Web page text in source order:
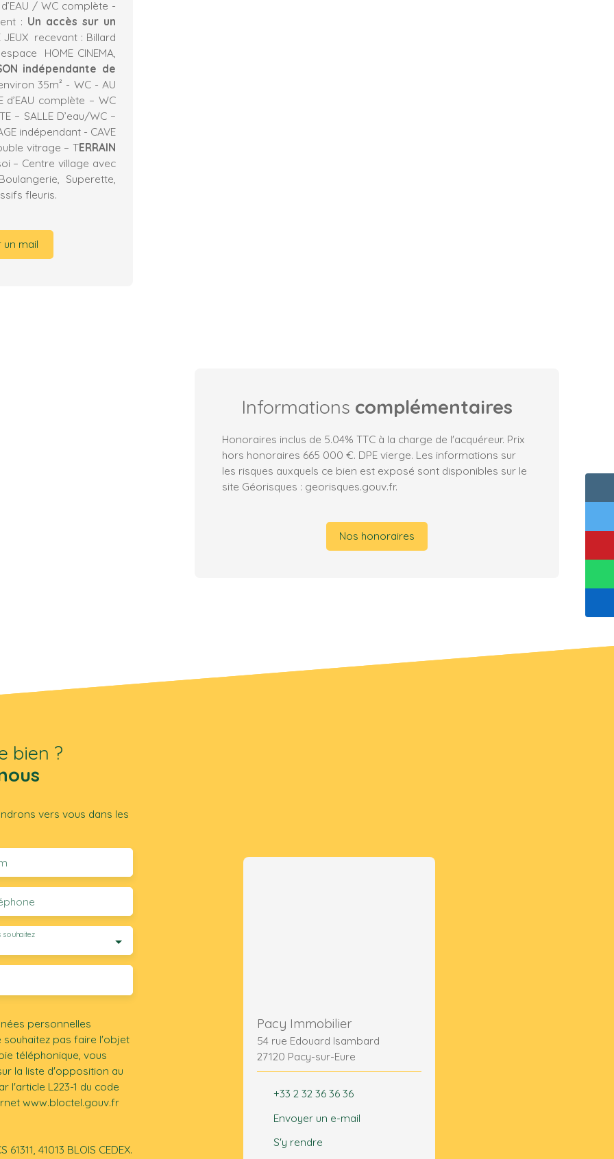
/ WC complète -
: Un accès sur un
JEUX recevant : Billard
HOME CINEMA,
indépendante de
35m² - WC - AU
d’EAU complète – WC
– SALLE D’eau/WC –
indépendant - CAVE
vitrage – TERRAIN
– Centre village avec
Superette,
fleuris.
un mail
Informations complémentaires
Honoraires inclus de 5.04% TTC à la charge de l'acquéreur. Prix
hors honoraires 665 000 €. DPE vierge. Les informations sur
les risques auxquels ce bien est exposé sont disponibles sur le
site Géorisques : georisques.gouv.fr.
Nos honoraires
bien ?
vers vous dans les
souhaitez
personnelles
souhaitez pas faire l'objet
téléphonique, vous
la liste d'opposition au
l'article L223-1 du code
www.bloctel.gouv.fr
41013 BLOIS CEDEX.
Pacy Immobilier
54 rue Edouard Isambard
27120 Pacy-sur-Eure
+33 2 32 36 36 36
Envoyer un e-mail
S'y rendre